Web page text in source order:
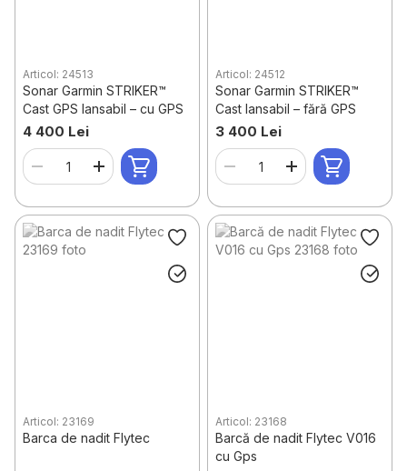
Articol: 24513
Sonar Garmin STRIKER™
Cast GPS lansabil – cu GPS
4 400 Lei
Articol: 24512
Sonar Garmin STRIKER™
Cast lansabil – fără GPS
3 400 Lei
Articol: 23169
Barca de nadit Flytec
Articol: 23168
Barcă de nadit Flytec V016
cu Gps